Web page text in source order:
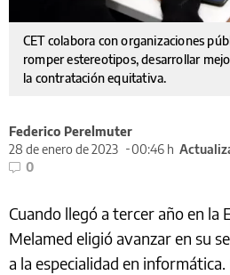
CET colabora con organizaciones
romper estereotipos, desarrollar
la contratación equitativa.
Federico Perelmuter
28 de enero de 2023
00:46 h
0
Cuando llegó a tercer año en la
Melamed eligió avanzar en su
a la especialidad en